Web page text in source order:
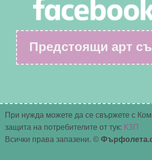
Предстоящи арт
При нужда можете да се свържете с
защита на потребителите от тук: КЗП
Всички права запазени. ©